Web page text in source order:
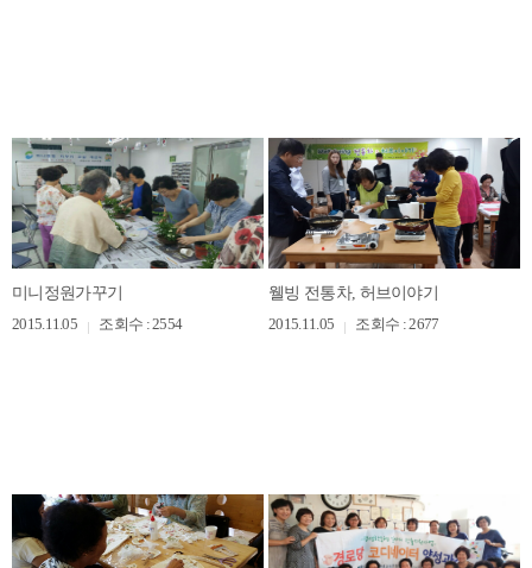
미니정원가꾸기
2015.11.05
조회수 : 2554
웰빙 전통차, 허브이야기
2015.11.05
조회수 : 2677